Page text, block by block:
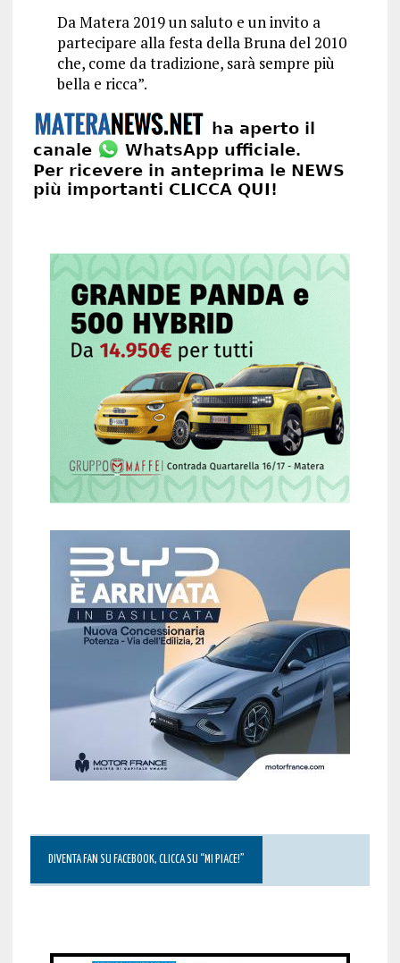
Da Matera 2019 un saluto e un invito a
partecipare alla festa della Bruna del 2010
che, come da tradizione, sarà sempre più
bella e ricca”.
DIVENTA FAN SU FACEBOOK, CLICCA SU “MI PIACE!”